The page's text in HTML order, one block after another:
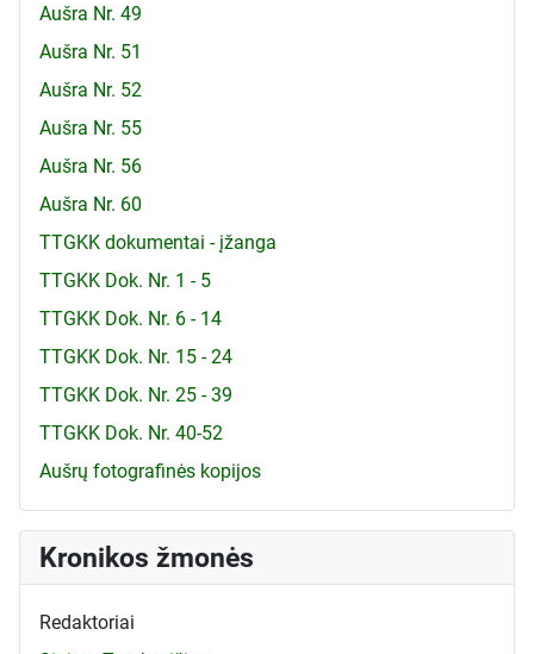
Aušra Nr. 49
Aušra Nr. 51
Aušra Nr. 52
Aušra Nr. 55
Aušra Nr. 56
Aušra Nr. 60
TTGKK dokumentai - įžanga
TTGKK Dok. Nr. 1 - 5
TTGKK Dok. Nr. 6 - 14
TTGKK Dok. Nr. 15 - 24
TTGKK Dok. Nr. 25 - 39
TTGKK Dok. Nr. 40-52
Aušrų fotografinės kopijos
Kronikos žmonės
Redaktoriai